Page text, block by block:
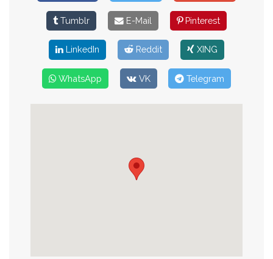
Tumblr E-Mail Pinterest
LinkedIn Reddit XING
WhatsApp VK Telegram